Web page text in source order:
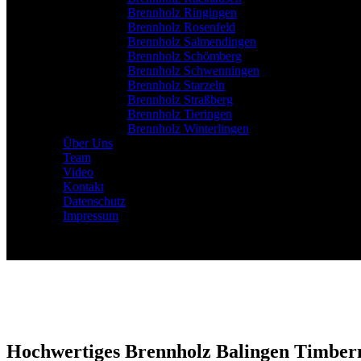
Brennholz Ringingen
Brennholz Rosenfeld
Brennholz Salmendingen
Brennholz Schömberg
Brennholz Schwenningen
Brennholz Starzeln
Brennholz Straßberg
Brennholz Tieringen
Brennholz Winterlingen
Über Uns
Team
Video
Kontakt
Datenschutz
Impressum
Hochwertiges Brennholz Balingen